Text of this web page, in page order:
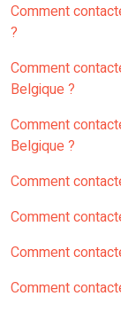
Comment
?
Comment
Belgique ?
Comment
Belgique ?
Comment
Comment
Comment
Comment